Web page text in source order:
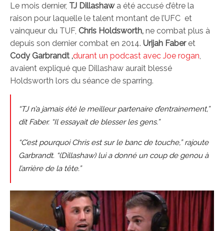
Le mois dernier, TJ Dillashaw a été accusé d’être la
raison pour laquelle le talent montant de l’UFC et
vainqueur du TUF, Chris Holdsworth, ne combat plus à
depuis son dernier combat en 2014. Urijah Faberet
Cody Garbrandt ,durant un podcast avec Joe rogan
avaient expliqué que Dillashaw aurait blessé
Holdsworth lors du séance de sparring.
“TJ n’a jamais été le meilleur partenaire d’entrainement,”
dit Faber. “Il essayait de blesser les gens.”
“C’est pourquoi Chris est sur le banc de touche,” rajoute
Garbrandt. “(Dillashaw) lui a donné un coup de genou à
l’arrière de la tête.”